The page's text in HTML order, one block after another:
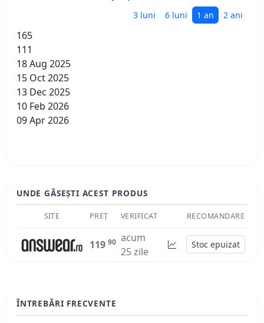
3 luni 6 luni 1 an 2 ani
165
111
18 Aug 2025
15 Oct 2025
13 Dec 2025
10 Feb 2026
09 Apr 2026
UNDE GĂSEȘTI ACEST PRODUS
SITE PREȚ VERIFICAT RECOMANDARE
119 90 acum
25 zile
Stoc epuizat
ÎNTREBĂRI FRECVENTE